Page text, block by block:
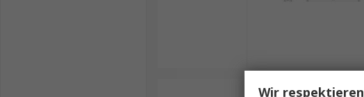
Wir